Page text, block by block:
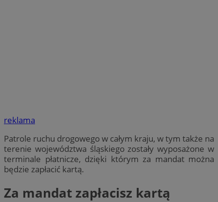
reklama
Patrole ruchu drogowego w całym kraju, w tym także na
terenie województwa śląskiego zostały wyposażone w
terminale płatnicze, dzięki którym za mandat można
będzie zapłacić kartą.
Za mandat zapłacisz kartą